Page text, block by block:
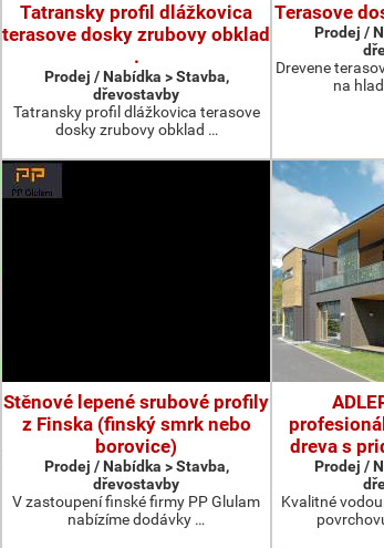
Tatransky profil dlážkovica
terasove dosky zrubovy obklad
.
Prodej / Nabídka > Stavba,
dřevostavby
Tatransky profil dlážkovica terasove
dosky zrubovy obklad …
Terasove
Prodej /
Drevene
na
Stěnové lepené srubové profily
z Finska (finský smrk nebo
borovice)
Prodej / Nabídka > Stavba,
dřevostavby
V zastoupení finské firmy PP Glulam
nabízíme dodávky …
dreva s
Prodej /
Kvalitné